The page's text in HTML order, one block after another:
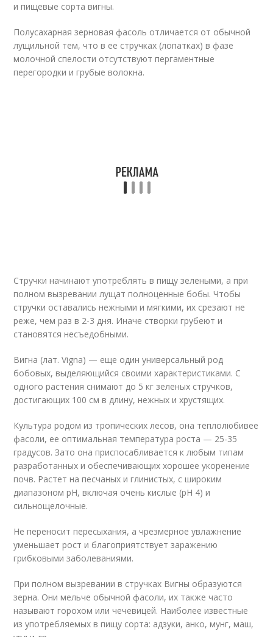
и пищевые сорта вигны.
Полусахарная зерновая фасоль отличается от обычной
лущильной тем, что в ее стручках (лопатках) в фазе
молочной спелости отсутствуют пергаментные
перегородки и грубые волокна.
Стручки начинают употреблять в пищу зелеными, а при
полном вызревании лущат полноценные бобы. Чтобы
стручки оставались нежными и мягкими, их срезают не
реже, чем раз в 2-3 дня. Иначе створки грубеют и
становятся несъедобными.
Вигна (лат. Vigna) — еще один универсальный род
бобовых, выделяющийся своими характеристиками. С
одного растения снимают до 5 кг зеленых стручков,
достигающих 100 см в длину, нежных и хрустящих.
Культура родом из тропических лесов, она теплолюбивее
фасоли, ее оптимальная температура роста — 25-35
градусов. Зато она приспосабливается к любым типам
разработанных и обеспечивающих хорошее укоренение
почв. Растет на песчаных и глинистых, с широким
диапазоном рН, включая очень кислые (рН 4) и
сильнощелочные.
Не переносит пересыхания, а чрезмерное увлажнение
уменьшает рост и благоприятствует заражению
грибковыми заболеваниями.
При полном вызревании в стручках Вигны образуются
зерна. Они мельче обычной фасоли, их также часто
называют горохом или чечевицей. Наиболее известные
из употребляемых в пищу сорта: адзуки, анко, мунг, маш,